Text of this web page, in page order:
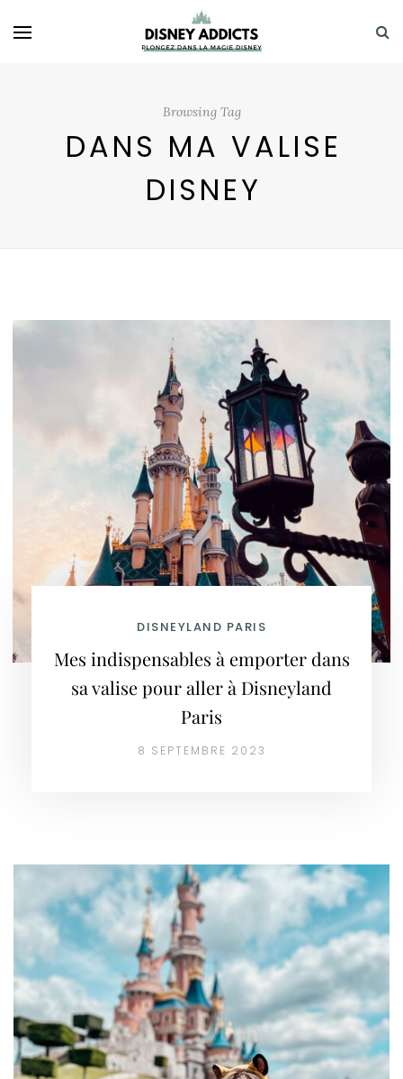
Browsing Tag
DANS MA VALISE
DISNEY
DISNEYLAND PARIS
Mes indispensables à emporter dans
sa valise pour aller à Disneyland
Paris
8 SEPTEMBRE 2023